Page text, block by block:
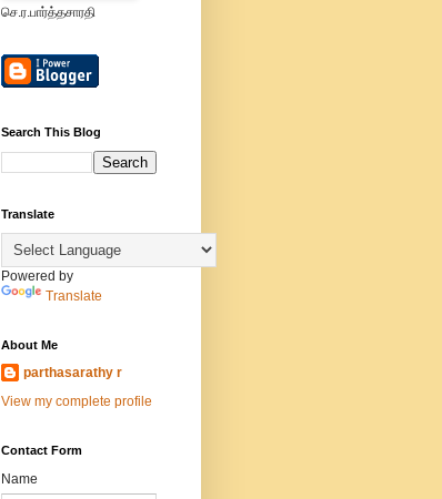
செ.ர.பார்த்தசாரதி
Search This Blog
Translate
Powered by
Translate
About Me
parthasarathy r
View my complete profile
Contact Form
Name